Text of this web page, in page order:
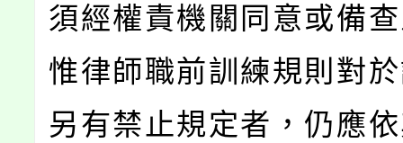
須經權責機關同意或備
惟律師職前訓練規則對
另有禁止規定者，仍應